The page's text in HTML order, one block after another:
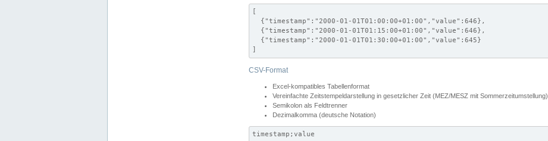
[
  {"timestamp":"2000-01-01T01:00:00+01:00","value":646},
  {"timestamp":"2000-01-01T01:15:00+01:00","value":646},
  {"timestamp":"2000-01-01T01:30:00+01:00","value":645}
]
CSV-Format
Excel-kompatibles Tabellenformat
Vereinfachte Zeitstempeldarstellung in gesetzlicher Zeit (MEZ/MESZ mit Sommerzeitumstellung)
Semikolon als Feldtrenner
Dezimalkomma (deutsche Notation)
timestamp;value